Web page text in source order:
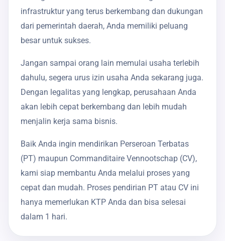
infrastruktur yang terus berkembang dan dukungan
dari pemerintah daerah, Anda memiliki peluang
besar untuk sukses.
Jangan sampai orang lain memulai usaha terlebih
dahulu, segera urus izin usaha Anda sekarang juga.
Dengan legalitas yang lengkap, perusahaan Anda
akan lebih cepat berkembang dan lebih mudah
menjalin kerja sama bisnis.
Baik Anda ingin mendirikan Perseroan Terbatas
(PT) maupun Commanditaire Vennootschap (CV),
kami siap membantu Anda melalui proses yang
cepat dan mudah. Proses pendirian PT atau CV ini
hanya memerlukan KTP Anda dan bisa selesai
dalam 1 hari.